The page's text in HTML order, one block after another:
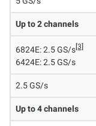
Up to 2 channels
6824E: 2.5 GS/s[3]
6424E: 2.5 GS/s
2.5 GS/s
Up to 4 channels